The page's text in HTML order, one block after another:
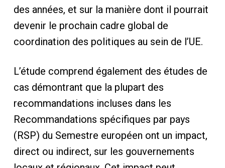
des années, et sur la manière dont il pourrait
devenir le prochain cadre global de
coordination des politiques au sein de l’UE.
L’étude comprend également des études de
cas démontrant que la plupart des
recommandations incluses dans les
Recommandations spécifiques par pays
(RSP) du Semestre européen ont un impact,
direct ou indirect, sur les gouvernements